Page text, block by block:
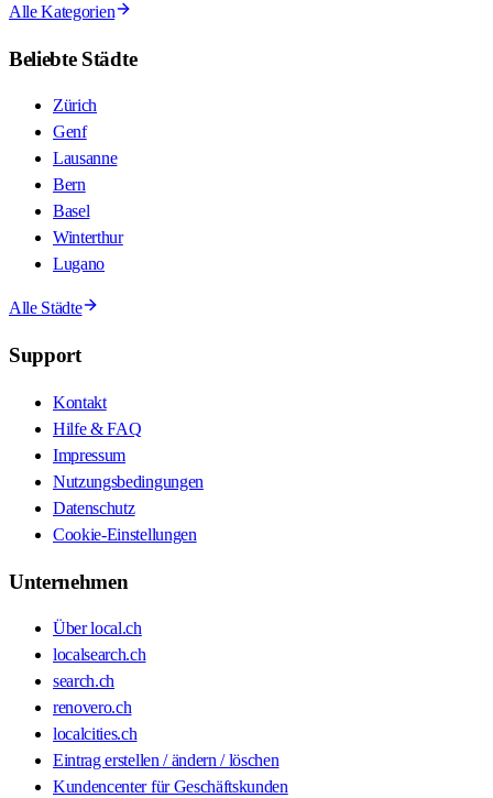
Alle Kategorien
Beliebte Städte
Zürich
Genf
Lausanne
Bern
Basel
Winterthur
Lugano
Alle Städte
Support
Kontakt
Hilfe & FAQ
Impressum
Nutzungsbedingungen
Datenschutz
Cookie-Einstellungen
Unternehmen
Über local.ch
localsearch.ch
search.ch
renovero.ch
localcities.ch
Eintrag erstellen / ändern / löschen
Kundencenter für Geschäftskunden